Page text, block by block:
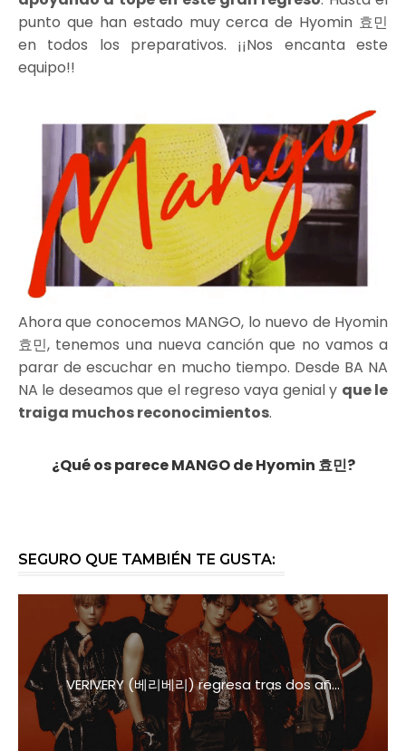
punto que han estado muy cerca de Hyomin 효민
en todos los preparativos. ¡¡Nos encanta este
equipo!!
Ahora que conocemos MANGO, lo nuevo de Hyomin
효민, tenemos una nueva canción que no vamos a
parar de escuchar en mucho tiempo. Desde BA NA
NA le deseamos que el regreso vaya genial y que le
traiga muchos reconocimientos.
¿Qué os parece MANGO de Hyomin 효민?
SEGURO QUE TAMBIÉN TE GUSTA:
VERIVERY (베리베리) regresa tras dos añ...